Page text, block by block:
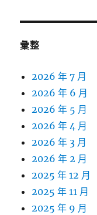
彙整
2026 年 7 月
2026 年 6 月
2026 年 5 月
2026 年 4 月
2026 年 3 月
2026 年 2 月
2025 年 12 月
2025 年 11 月
2025 年 9 月